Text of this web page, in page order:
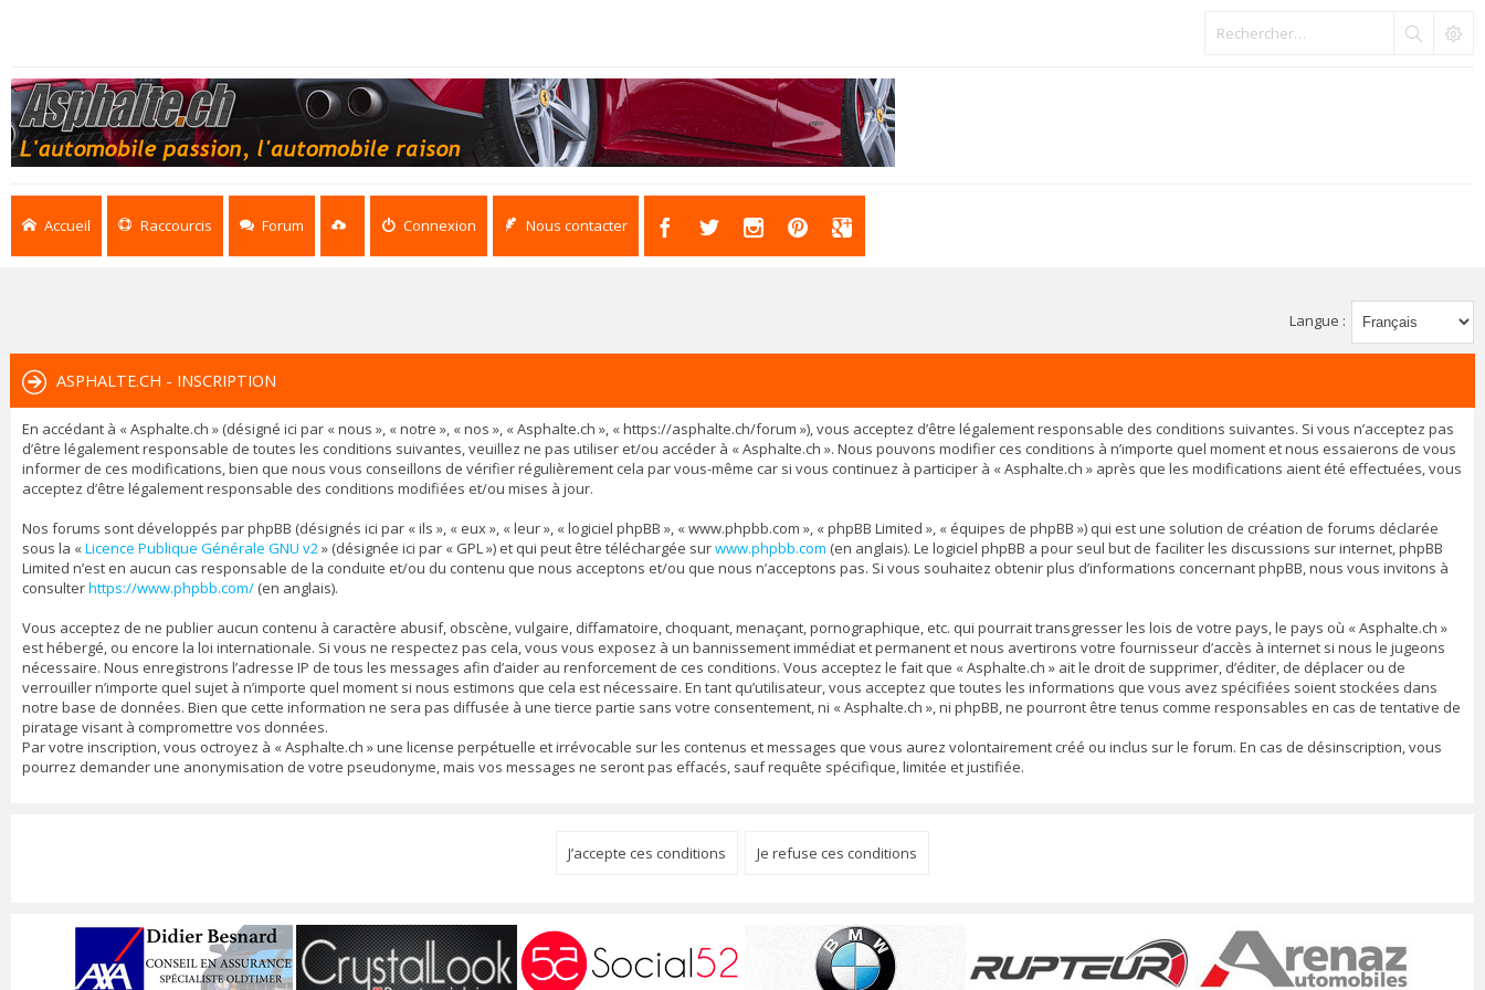
Accueil Raccourcis Forum Connexion Nous contacter
Langue :
ASPHALTE.CH - INSCRIPTION
En accédant à « Asphalte.ch » (désigné ici par « nous », « notre », « nos », « Asphalte.ch », « https://asphalte.ch/forum »), vous acceptez d’être légalement responsable des conditions suivantes. Si vous n’acceptez pas
d’être légalement responsable de toutes les conditions suivantes, veuillez ne pas utiliser et/ou accéder à « Asphalte.ch ». Nous pouvons modifier ces conditions à n’importe quel moment et nous essaierons de vous
informer de ces modifications, bien que nous vous conseillons de vérifier régulièrement cela par vous-même car si vous continuez à participer à « Asphalte.ch » après que les modifications aient été effectuées, vous
acceptez d’être légalement responsable des conditions modifiées et/ou mises à jour.
Nos forums sont développés par phpBB (désignés ici par « ils », « eux », « leur », « logiciel phpBB », « www.phpbb.com », « phpBB Limited », « équipes de phpBB ») qui est une solution de création de forums déclarée
sous la «Licence Publique Générale GNU v2» (désignée ici par « GPL ») et qui peut être téléchargée surwww.phpbb.com (en anglais). Le logiciel phpBB a pour seul but de faciliter les discussions sur internet, phpBB
Limited n’est en aucun cas responsable de la conduite et/ou du contenu que nous acceptons et/ou que nous n’acceptons pas. Si vous souhaitez obtenir plus d’informations concernant phpBB, nous vous invitons à
consulterhttps://www.phpbb.com/ (en anglais).
Vous acceptez de ne publier aucun contenu à caractère abusif, obscène, vulgaire, diffamatoire, choquant, menaçant, pornographique, etc. qui pourrait transgresser les lois de votre pays, le pays où « Asphalte.ch »
est hébergé, ou encore la loi internationale. Si vous ne respectez pas cela, vous vous exposez à un bannissement immédiat et permanent et nous avertirons votre fournisseur d’accès à internet si nous le jugeons
nécessaire. Nous enregistrons l’adresse IP de tous les messages afin d’aider au renforcement de ces conditions. Vous acceptez le fait que « Asphalte.ch » ait le droit de supprimer, d’éditer, de déplacer ou de
verrouiller n’importe quel sujet à n’importe quel moment si nous estimons que cela est nécessaire. En tant qu’utilisateur, vous acceptez que toutes les informations que vous avez spécifiées soient stockées dans
notre base de données. Bien que cette information ne sera pas diffusée à une tierce partie sans votre consentement, ni « Asphalte.ch », ni phpBB, ne pourront être tenus comme responsables en cas de tentative de
piratage visant à compromettre vos données.
Par votre inscription, vous octroyez à « Asphalte.ch » une license perpétuelle et irrévocable sur les contenus et messages que vous aurez volontairement créé ou inclus sur le forum. En cas de désinscription, vous
pourrez demander une anonymisation de votre pseudonyme, mais vos messages ne seront pas effacés, sauf requête spécifique, limitée et justifiée.